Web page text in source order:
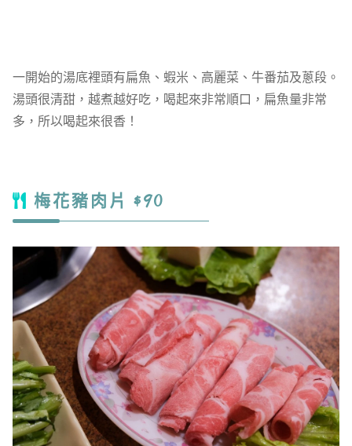
一開始的湯底裡頭有扁魚、蝦米、高麗菜、牛番茄及蔥段。
湯頭很清甜，越煮越好吃，喝起來非常順口，扁魚量非常
多，所以喝起來很香！
梅花豬肉片 $90